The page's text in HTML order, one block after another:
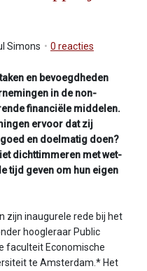
Simons 0 reacties
en bevoegdheden
in de non-
financiële middelen.
ervoor dat zij
en doelmatig doen?
dichttimmeren met wet-
tijd geven om hun eigen
zijn inaugurele rede bij het
hoogleraar Public
faculteit Economische
te Amsterdam.* Het